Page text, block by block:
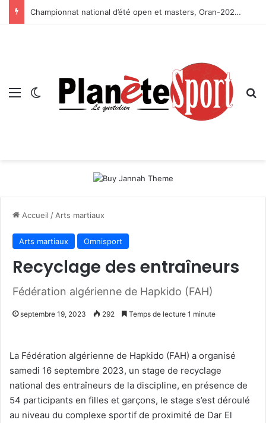
Championnat national d’été open et masters, Oran-2026 — Le CRB s’adjuge le titre
Menu Switch skin
Accueil / Arts martiaux
Arts martiaux Omnisport
Recyclage des entraîneurs
Fédération algérienne de Hapkido (FAH)
septembre 19, 2023 292 Temps de lecture 1 minute
La Fédération algérienne de Hapkido (FAH) a organisé
samedi 16 septembre 2023, un stage de recyclage
national des entraîneurs de la discipline, en présence de
54 participants en filles et garçons, le stage s’est déroulé
au niveau du complexe sportif de proximité de Dar El